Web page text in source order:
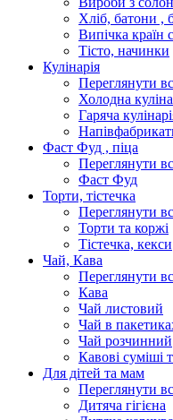
Хліб, батони ,
Випічка країн
Тісто, начинки
Кулінарія
Переглянути
Холодна
Гаряча
Фаст Фуд , піца
Переглянути
Фаст Фуд
Торти, тістечка
Переглянути
Торти та коржі
Тістечка, кекси
Чай, Кава
Переглянути
Кава
Чай листовий
Чай в
Чай розчинний
Кавові суміші
Для дітей та мам
Переглянути
Дитяча гігієна